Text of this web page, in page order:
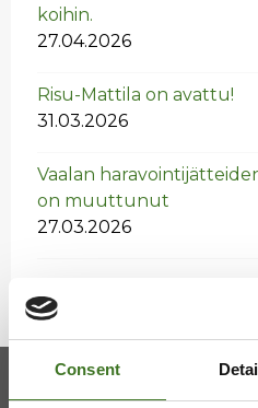
Consent
koi­hin.
27.04.2026
Risu-Mat­ti­la on avat­tu!
31.03.2026
Vaa­lan
on muut­tu­nut
27.03.2026